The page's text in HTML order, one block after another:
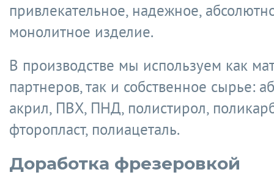
привлекательное, надежное,
монолитное изделие.
В производстве мы используем как
партнеров, так и собственное сырье:
акрил, ПВХ, ПНД, полистирол,
фторопласт, полиацеталь.
Доработка фрезеровкой